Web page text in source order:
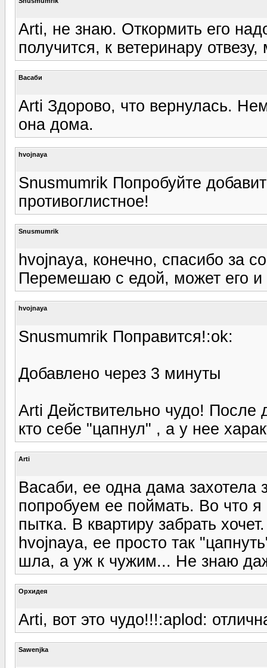
Arti, не знаю. Откормить его
получится, к ветеринару
Васаби
Arti Здорово, что вернулась.
она дома.
hvojnaya
Snusmumrik Попробуйте
противоглистное!
Snusmumrik
hvojnaya, конечно, спасибо за
Перемешаю с едой, может его и
hvojnaya
Snusmumrik Поправится!:ok:
Добавлено через 3 минуты
Arti Действительно чудо!
кто себе "цапнул" , а у нее
Arti
Васаби, ее одна дама захотела
попробуем ее поймать. Во что
пытка. В квартиру забрать хочет.
hvojnaya, ее просто так
шла, а уж к чужим... Не знаю
Орхидея
Arti, вот это чудо!!!:aplod:
Sawenjka